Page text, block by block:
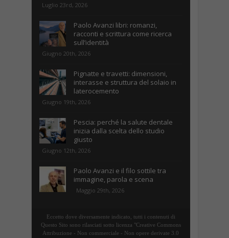
Luglio 23rd, 2026
Paolo Avanzi libri: romanzi,
racconti e scrittura come ricerca
sull’identità
Giugno 20th, 2026
Pignatte e travetti: dimensioni,
interasse e struttura del solaio in
laterocemento
Giugno 19th, 2026
Pescia: perché la salute dentale
inizia dalla scelta dello studio
giusto
Giugno 12th, 2026
Paolo Avanzi e il filo sottile tra
immagine, parola e scena
Maggio 29th, 2026
Eccetto dove diversamente indicato, tutti i contenuti di
Questo Sito sono rilasciati sotto licenza "Creative Commons
Attribuzione - Non commerciale - Non opere derivate 3.0